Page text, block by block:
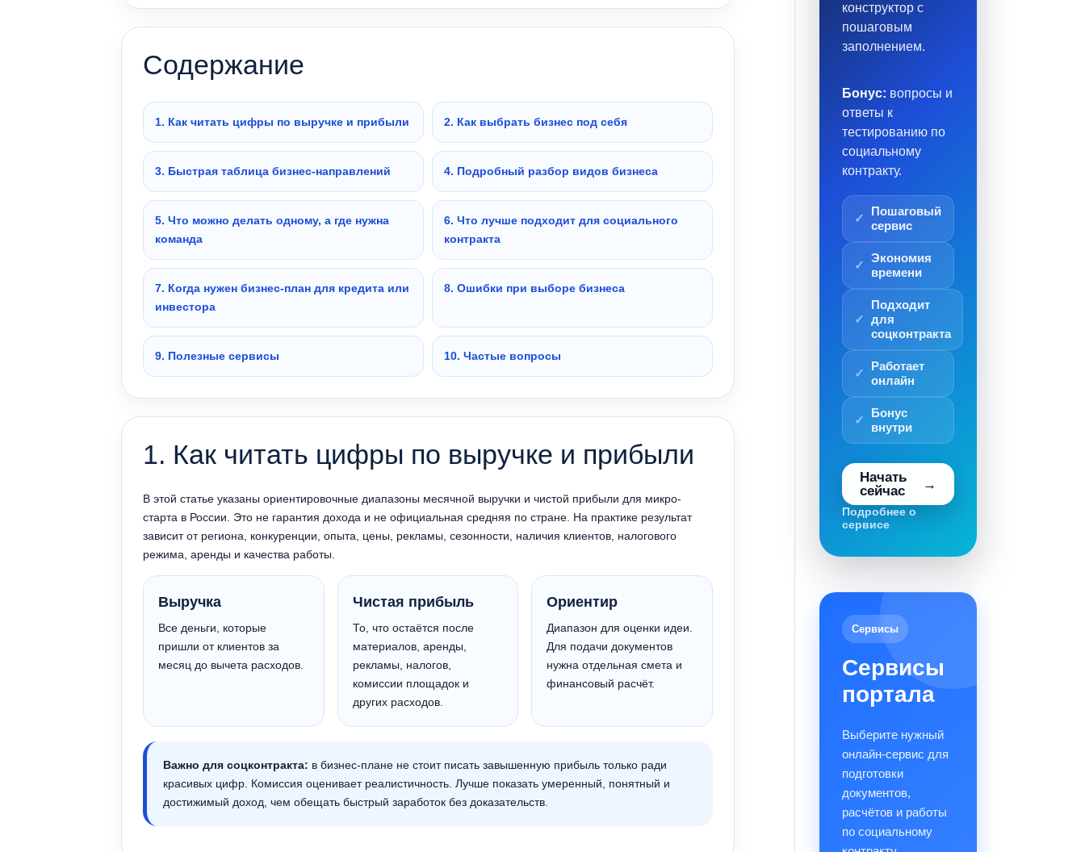
Содержание
1. Как читать цифры по выручке и прибыли 2. Как выбрать бизнес под себя
3. Быстрая таблица бизнес-направлений 4. Подробный разбор видов бизнеса
5. Что можно делать одному, а где нужна
команда
6. Что лучше подходит для социального
контракта
7. Когда нужен бизнес-план для кредита или
инвестора
8. Ошибки при выборе бизнеса
9. Полезные сервисы 10. Частые вопросы
1. Как читать цифры по выручке и прибыли
В этой статье указаны ориентировочные диапазоны месячной выручки и чистой прибыли для микро-
старта в России. Это не гарантия дохода и не официальная средняя по стране. На практике результат
зависит от региона, конкуренции, опыта, цены, рекламы, сезонности, наличия клиентов, налогового
режима, аренды и качества работы.
Выручка
Все деньги, которые
пришли от клиентов за
месяц до вычета расходов.
Чистая прибыль
То, что остаётся после
материалов, аренды,
рекламы, налогов,
комиссии площадок и
других расходов.
Ориентир
Диапазон для оценки идеи.
Для подачи документов
нужна отдельная смета и
финансовый расчёт.
Важно для соцконтракта: в бизнес-плане не стоит писать завышенную прибыль только ради
красивых цифр. Комиссия оценивает реалистичность. Лучше показать умеренный, понятный и
достижимый доход, чем обещать быстрый заработок без доказательств.
конструктор с
пошаговым
заполнением.
Бонус: вопросы и
ответы к
тестированию по
социальному
контракту.
Пошаговый
сервис
Экономия
времени
Подходит
для
соцконтракта
Работает
онлайн
Бонус
внутри
Начать
сейчас
Подробнее о
сервисе
Сервисы
Сервисы
портала
Выберите нужный
онлайн-сервис для
подготовки
документов,
расчётов и работы
по социальному